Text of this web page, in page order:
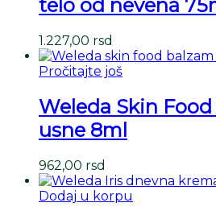
telo od nevena
1.227,00 rsd
Pročitajte još
Weleda Skin
usne 8ml
962,00 rsd
Dodaj u korpu